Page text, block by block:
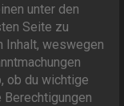
unter den
Seite zu
Inhalt, weswegen
ob du wichtige